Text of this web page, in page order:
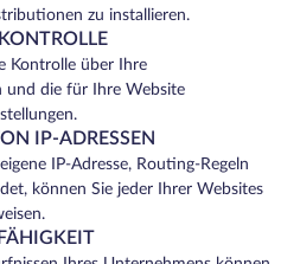
zu installieren.
Kontrolle über Ihre
und die für Ihre Website
IP-ADRESSEN
IP-Adresse, Routing-Regeln
können Sie jeder Ihrer Websites